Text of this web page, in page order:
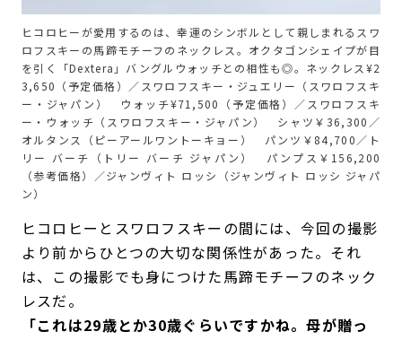
ヒコロヒーが愛用するのは、幸運のシンボルとして親しまれるスワ
ロフスキーの馬蹄モチーフのネックレス。オクタゴンシェイプが目
を引く「Dextera」バングルウォッチとの相性も◎。ネックレス¥2
3,650（予定価格）／スワロフスキー・ジュエリー（スワロフスキ
ー・ジャパン） ウォッチ¥71,500（予定価格）／スワロフスキ
ー・ウォッチ（スワロフスキー・ジャパン） シャツ￥36,300／
オルタンス（ピーアールワントーキョー） パンツ￥84,700／ト
リー バーチ（トリー バーチ ジャパン） パンプス￥156,200
（参考価格）／ジャンヴィト ロッシ（ジャンヴィト ロッシ ジャパ
ン）
ヒコロヒーとスワロフスキーの間には、今回の撮影
より前からひとつの大切な関係性があった。それ
は、この撮影でも身につけた馬蹄モチーフのネック
レスだ。
「これは29歳とか30歳ぐらいですかね。母が贈っ